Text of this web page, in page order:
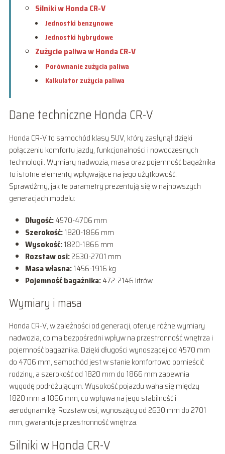
Silniki w Honda CR-V
Jednostki benzynowe
Jednostki hybrydowe
Zużycie paliwa w Honda CR-V
Porównanie zużycia paliwa
Kalkulator zużycia paliwa
Dane techniczne Honda CR-V
Honda CR-V to samochód klasy SUV, który zasłynął dzięki
połączeniu komfortu jazdy, funkcjonalności i nowoczesnych
technologii. Wymiary nadwozia, masa oraz pojemność bagażnika
to istotne elementy wpływające na jego użytkowość.
Sprawdźmy, jak te parametry prezentują się w najnowszych
generacjach modelu:
Długość:4570-4706 mm
Szerokość:1820-1866 mm
Wysokość:1820-1866 mm
Rozstaw osi:2630-2701 mm
Masa własna:1456-1916 kg
Pojemność bagażnika:472-2146 litrów
Wymiary i masa
Honda CR-V, w zależności od generacji, oferuje różne wymiary
nadwozia, co ma bezpośredni wpływ na przestronność wnętrza i
pojemność bagażnika. Dzięki długości wynoszącej od 4570 mm
do 4706 mm, samochód jest w stanie komfortowo pomieścić
rodziny, a szerokość od 1820 mm do 1866 mm zapewnia
wygodę podróżującym. Wysokość pojazdu waha się między
1820 mm a 1866 mm, co wpływa na jego stabilność i
aerodynamikę. Rozstaw osi, wynoszący od 2630 mm do 2701
mm, gwarantuje przestronność wnętrza.
Silniki w Honda CR-V